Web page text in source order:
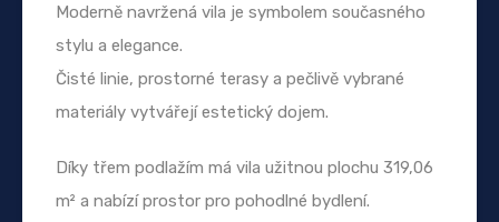
Moderně navržená vila je symbolem současného
stylu a elegance.
Čisté linie, prostorné terasy a pečlivě vybrané
materiály vytvářejí estetický dojem.
Díky třem podlažím má vila užitnou plochu 319,06
m² a nabízí prostor pro pohodlné bydlení.